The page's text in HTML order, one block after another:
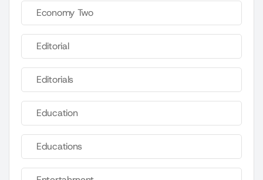
Economy Two
Editorial
Editorials
Education
Educations